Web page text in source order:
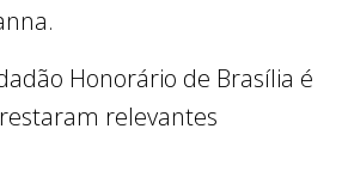
Honorário de Brasília é
relevantes